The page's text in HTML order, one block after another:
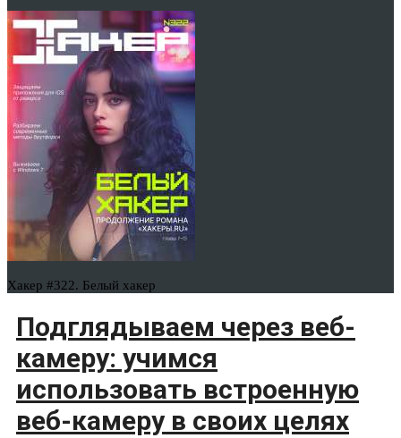
Хакер #322. Белый хакер
Подглядываем через веб-
камеру: учимся
использовать встроенную
веб-камеру в своих целях